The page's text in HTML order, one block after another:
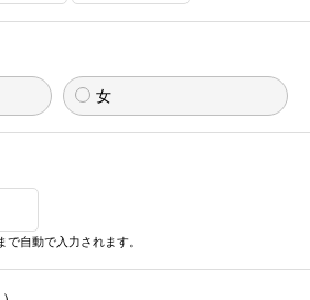
女
自動で入力されます。